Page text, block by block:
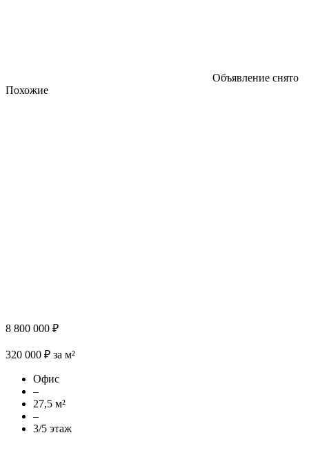
Объявление снято
Похожие
8 800 000 ₽
320 000 ₽ за м²
Офис
–
27,5 м²
–
3/5 этаж